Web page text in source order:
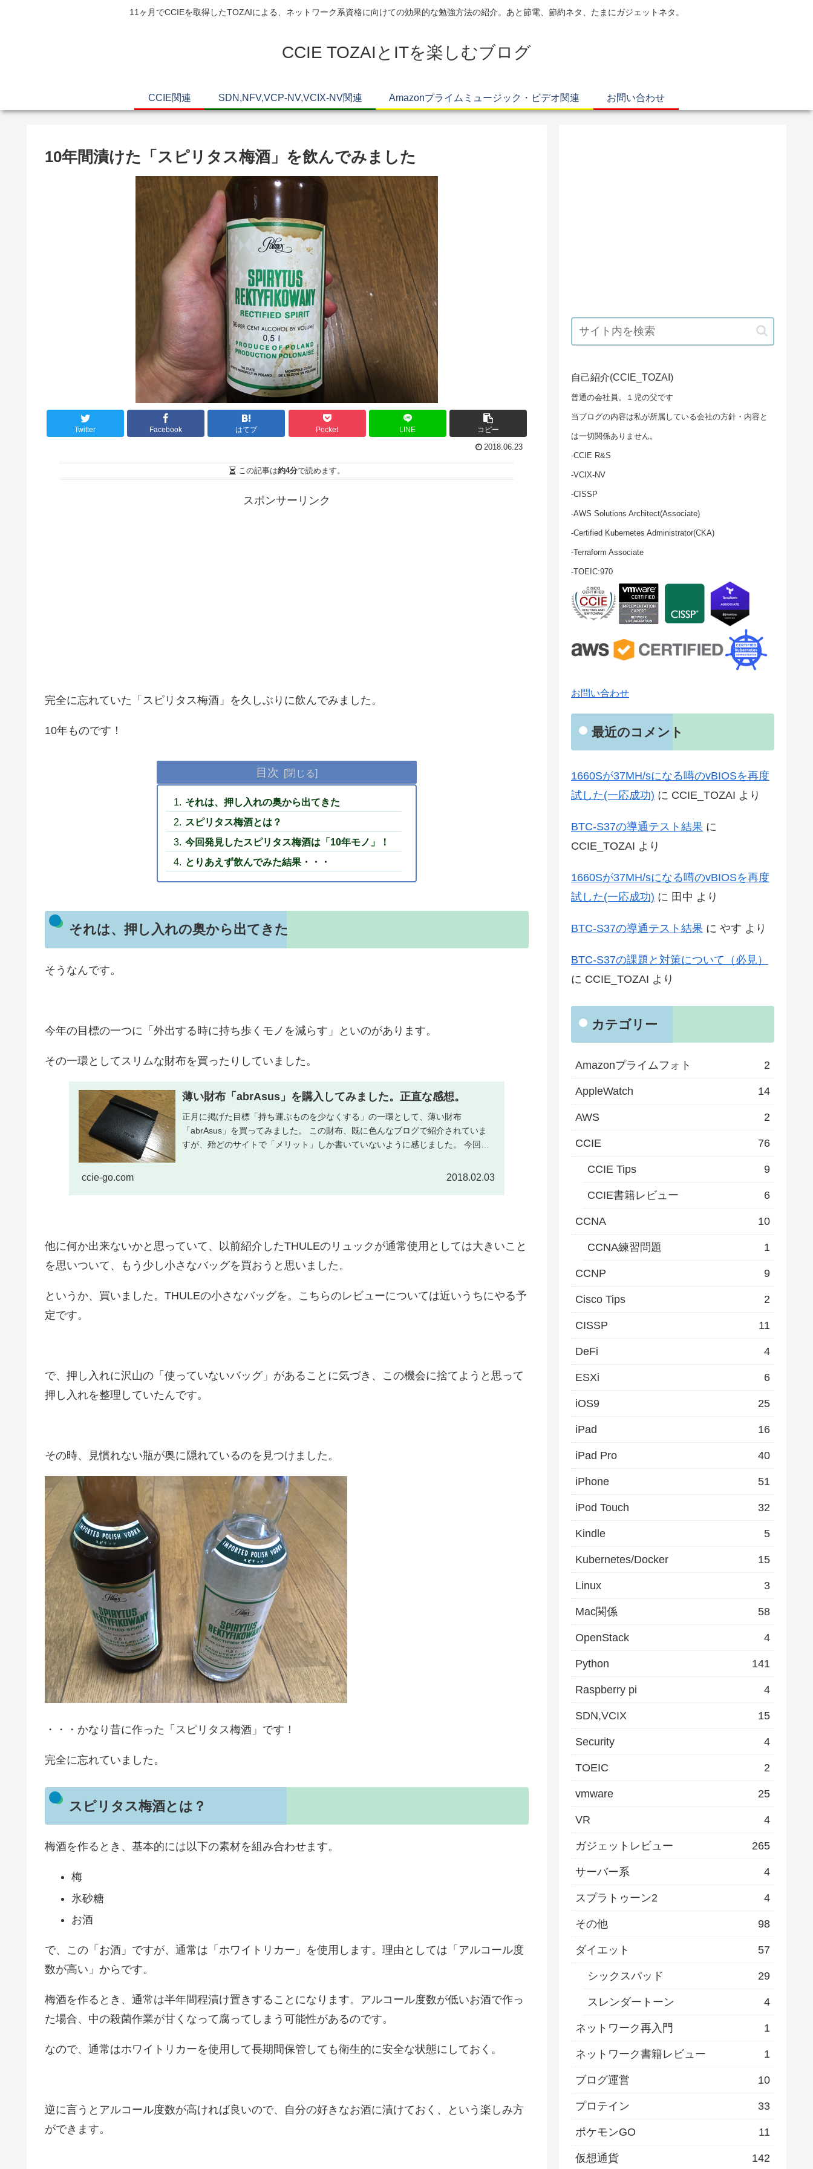
11ヶ月でCCIEを取得したTOZAIによる、ネットワーク系資格に向けての効果的な勉強方法の紹介。あと節電、節約ネタ、たまにガジェットネタ。
CCIE TOZAIとITを楽しむブログ
CCIE関連 SDN,NFV,VCP-NV,VCIX-NV関連 Amazonプライムミュージック・ビデオ関連 お問い合わせ
10年間漬けた「スピリタス梅酒」を飲んでみました
Twitter Facebook はてブ Pocket LINE コピー
2018.06.23
この記事は約4分で読めます。
スポンサーリンク
完全に忘れていた「スピリタス梅酒」を久しぶりに飲んでみました。
10年ものです！
目次
それは、押し入れの奥から出てきた
スピリタス梅酒とは？
今回発見したスピリタス梅酒は「10年モノ」！
とりあえず飲んでみた結果・・・
それは、押し入れの奥から出てきた
そうなんです。
今年の目標の一つに「外出する時に持ち歩くモノを減らす」といのがあります。
その一環としてスリムな財布を買ったりしていました。
薄い財布「abrAsus」を購入してみました。正直な感想。
正月に掲げた目標「持ち運ぶものを少なくする」の一環として、薄い財布
「abrAsus」を買ってみました。 この財布、既に色んなブログで紹介されていま
すが、殆どのサイトで「メリット」しか書いていないように感じました。 今回は
ccie-go.com 2018.02.03
他に何か出来ないかと思っていて、以前紹介したTHULEのリュックが通常使用としては大きいこと
を思いついて、もう少し小さなバッグを買おうと思いました。
というか、買いました。THULEの小さなバッグを。こちらのレビューについては近いうちにやる予
定です。
で、押し入れに沢山の「使っていないバッグ」があることに気づき、この機会に捨てようと思って
押し入れを整理していたんです。
その時、見慣れない瓶が奥に隠れているのを見つけました。
・・・かなり昔に作った「スピリタス梅酒」です！
完全に忘れていました。
スピリタス梅酒とは？
梅酒を作るとき、基本的には以下の素材を組み合わせます。
梅
氷砂糖
お酒
で、この「お酒」ですが、通常は「ホワイトリカー」を使用します。理由としては「アルコール度
数が高い」からです。
梅酒を作るとき、通常は半年間程漬け置きすることになります。アルコール度数が低いお酒で作っ
た場合、中の殺菌作業が甘くなって腐ってしまう可能性があるのです。
なので、通常はホワイトリカーを使用して長期間保管しても衛生的に安全な状態にしておく。
逆に言うとアルコール度数が高ければ良いので、自分の好きなお酒に漬けておく、という楽しみ方
ができます。
自己紹介(CCIE_TOZAI)
普通の会社員。１児の父です
当ブログの内容は私が所属している会社の方針・内容と
は一切関係ありません。
-CCIE R&S
-VCIX-NV
-CISSP
-AWS Solutions Architect(Associate)
-Certified Kubernetes Administrator(CKA)
-Terraform Associate
-TOEIC:970
お問い合わせ
最近のコメント
1660Sが37MH/sになる噂のvBIOSを再度
試した(一応成功) に CCIE_TOZAI より
BTC-S37の導通テスト結果 に
CCIE_TOZAI より
1660Sが37MH/sになる噂のvBIOSを再度
試した(一応成功) に 田中 より
BTC-S37の導通テスト結果 に やす より
BTC-S37の課題と対策について（必見）
に CCIE_TOZAI より
カテゴリー
Amazonプライムフォト 2
AppleWatch 14
AWS 2
CCIE 76
CCIE Tips 9
CCIE書籍レビュー 6
CCNA 10
CCNA練習問題 1
CCNP 9
Cisco Tips 2
CISSP 11
DeFi 4
ESXi 6
iOS9 25
iPad 16
iPad Pro 40
iPhone 51
iPod Touch 32
Kindle 5
Kubernetes/Docker 15
Linux 3
Mac関係 58
OpenStack 4
Python 141
Raspberry pi 4
SDN,VCIX 15
Security 4
TOEIC 2
vmware 25
VR 4
ガジェットレビュー 265
サーバー系 4
スプラトゥーン2 4
その他 98
ダイエット 57
シックスパッド 29
スレンダートーン 4
ネットワーク再入門 1
ネットワーク書籍レビュー 1
ブログ運営 10
プロテイン 33
ポケモンGO 11
仮想通貨 142